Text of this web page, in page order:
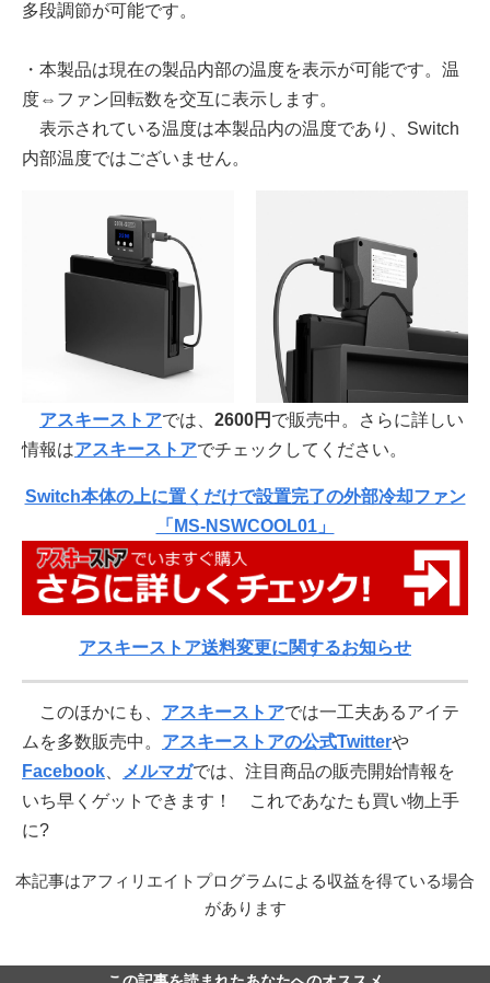
多段調節が可能です。
・本製品は現在の製品内部の温度を表示が可能です。温
度⇔ファン回転数を交互に表示します。
表示されている温度は本製品内の温度であり、Switch
内部温度ではございません。
アスキーストアでは、 2600円 で販売中。さらに詳しい
情報はアスキーストアでチェックしてください。
Switch本体の上に置くだけで設置完了の外部冷却ファン
「MS-NSWCOOL01」
アスキーストア送料変更に関するお知らせ
このほかにも、 アスキーストアでは一工夫あるアイテ
ムを多数販売中。 アスキーストアの公式Twitterや
Facebook
メルマガでは、注目商品の販売開始情報を
いち早くゲットできます！ これであなたも買い物上手
に?
本記事はアフィリエイトプログラムによる収益を得ている場合
があります